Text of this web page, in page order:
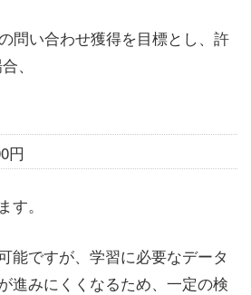
問い合わせ獲得を目標とし、許
、
円
す。
能ですが、学習に必要なデータ
進みにくくなるため、一定の検